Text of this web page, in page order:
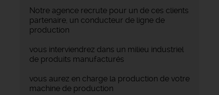
Notre agence recrute pour un de ces clients
partenaire, un conducteur de ligne de
production
vous interviendrez dans un milieu industriel
de produits manufacturés
vous aurez en charge la production de votre
machine de production